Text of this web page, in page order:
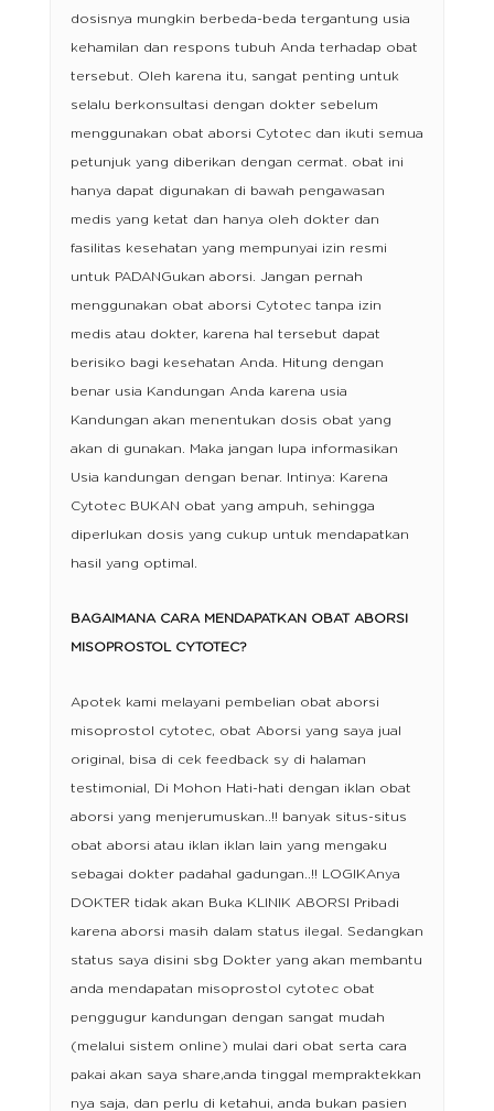
dosisnya mungkin berbeda-beda tergantung usia
kehamilan dan respons tubuh Anda terhadap obat
tersebut. Oleh karena itu, sangat penting untuk
selalu berkonsultasi dengan dokter sebelum
menggunakan obat aborsi Cytotec dan ikuti semua
petunjuk yang diberikan dengan cermat. obat ini
hanya dapat digunakan di bawah pengawasan
medis yang ketat dan hanya oleh dokter dan
fasilitas kesehatan yang mempunyai izin resmi
untuk PADANGukan aborsi. Jangan pernah
menggunakan obat aborsi Cytotec tanpa izin
medis atau dokter, karena hal tersebut dapat
berisiko bagi kesehatan Anda. Hitung dengan
benar usia Kandungan Anda karena usia
Kandungan akan menentukan dosis obat yang
akan di gunakan. Maka jangan lupa informasikan
Usia kandungan dengan benar. Intinya: Karena
Cytotec BUKAN obat yang ampuh, sehingga
diperlukan dosis yang cukup untuk mendapatkan
hasil yang optimal.
BAGAIMANA CARA MENDAPATKAN OBAT ABORSI
MISOPROSTOL CYTOTEC?
Apotek kami melayani pembelian obat aborsi
misoprostol cytotec, obat Aborsi yang saya jual
original, bisa di cek feedback sy di halaman
testimonial, Di Mohon Hati-hati dengan iklan obat
aborsi yang menjerumuskan..!! banyak situs-situs
obat aborsi atau iklan iklan lain yang mengaku
sebagai dokter padahal gadungan..!! LOGIKAnya
DOKTER tidak akan Buka KLINIK ABORSI Pribadi
karena aborsi masih dalam status ilegal. Sedangkan
status saya disini sbg Dokter yang akan membantu
anda mendapatan misoprostol cytotec obat
penggugur kandungan dengan sangat mudah
(melalui sistem online) mulai dari obat serta cara
pakai akan saya share,anda tinggal mempraktekkan
nya saja, dan perlu di ketahui, anda bukan pasien